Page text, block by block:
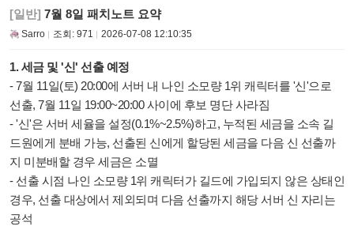
[일반] 7월 8일 패치노트 요약
Sarro 조회: 971 2026-07-08 12:10:35
1. 세금 및 '신' 선출 예정
- 7월 11일(토) 20:00에 서버 내 나인 소모량 1위 캐릭터를 '신'으로
선출, 7월 11일 19:00~20:00 사이에 후보 명단 사라짐
- '신'은 서버 세율을 설정(0.1%~2.5%)하고, 누적된 세금을 소속 길
드원에게 분배 가능, 선출된 신에게 할당된 세금을 다음 신 선출까
지 미분배할 경우 세금은 소멸
- 선출 시점 나인 소모량 1위 캐릭터가 길드에 가입되지 않은 상태인
경우, 선출 대상에서 제외되며 다음 선출까지 해당 서버 신 자리는
공석